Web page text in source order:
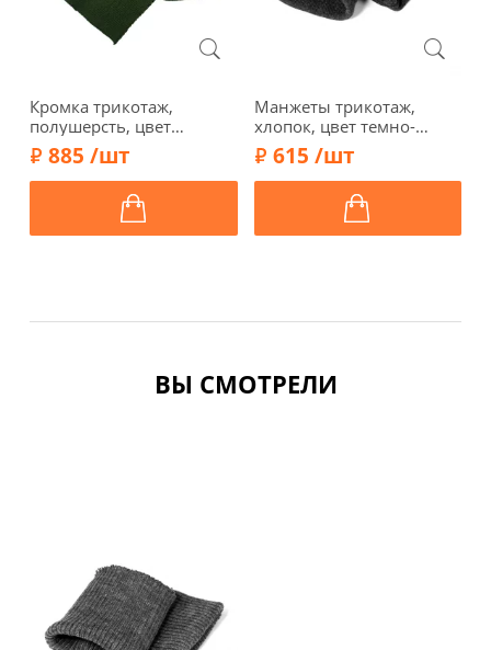
Кромка трикотаж,
полушерсть, цвет
зеленый защитный, 134-
019885 /шт
Манжеты трикотаж,
хлопок, цвет темно-
серый меланж, 129-032
615 /шт
ВЫ СМОТРЕЛИ